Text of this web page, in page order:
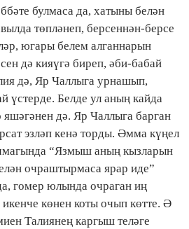
булмаса да, хатыны белән
төпләнеп, берсеннән-берсе
югары белем алганнарын
дә кияүгә биреп, әби-бабай
дә, Яр Чаллыга урнашып,
үстерде. Белде ул аның кайда
яшәгәнен дә. Яр Чаллыга барган
эзләп кенә торды. Әмма күңел
“Язмыш аның кызларын
очраштырмаса ярар иде”
гомер юлында очраган иң
көнен коты очып көтте. Ә
Талиянең каргыш теләге